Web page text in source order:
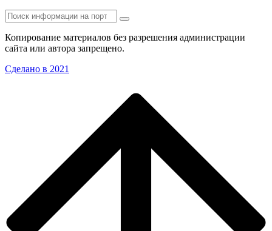
Копирование материалов без разрешения администрации
сайта или автора запрещено.
Сделано в 2021